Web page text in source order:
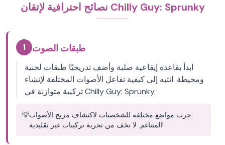
نصائح احترافية لإتقان Chilly Guy: Sprunky
1 طبقات الصوت
ابدأ بقاعدة إيقاعية صلبة وأضف تدريجيًا طبقات لحنية
ومحيطة. انتبه إلى كيفية تفاعل الأصوات المختلفة لإنشاء
تركيبة متوازنة في Chilly Guy: Sprunky.
💡جرب مواضع مختلفة للشخصيات لاكتشاف مزيج الأصوات
المتناغم. لا تخف من تجربة تركيبات غير تقليدية!